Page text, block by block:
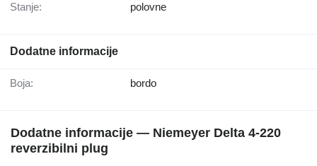
Stanje: polovne
Dodatne informacije
Boja: bordo
Dodatne informacije — Niemeyer Delta 4-220
reverzibilni plug